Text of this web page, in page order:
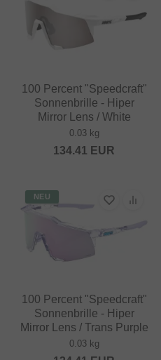
100 Percent "Speedcraft"
Sonnenbrille - Hiper
Mirror Lens / White
0.03 kg
134.41 EUR
NEU
100 Percent "Speedcraft"
Sonnenbrille - Hiper
Mirror Lens / Trans Purple
0.03 kg